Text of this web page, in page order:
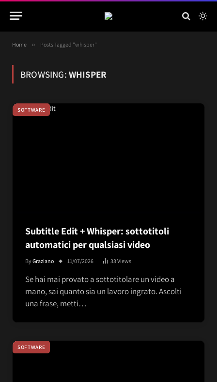
Home » Posts Tagged "whisper"
BROWSING: WHISPER
SOFTWARE
Subtitle Edit + Whisper: sottotitoli
automatici per qualsiasi video
ByGraziano 11/07/2026 33Views
Se hai mai provato a sottotitolare un video a
mano, sai quanto sia un lavoro ingrato. Ascolti
una frase, metti…
SOFTWARE